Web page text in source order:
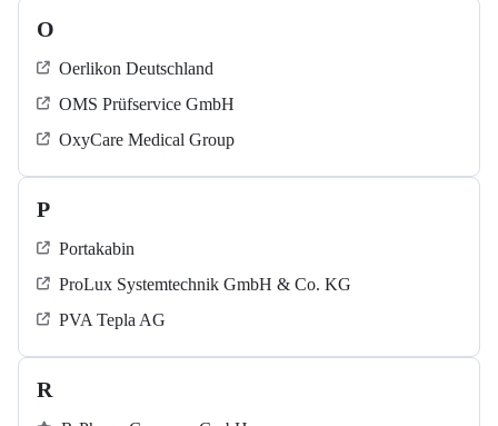
O
Oerlikon Deutschland
OMS Prüfservice GmbH
OxyCare Medical Group
P
Portakabin
ProLux Systemtechnik GmbH & Co. KG
PVA Tepla AG
R